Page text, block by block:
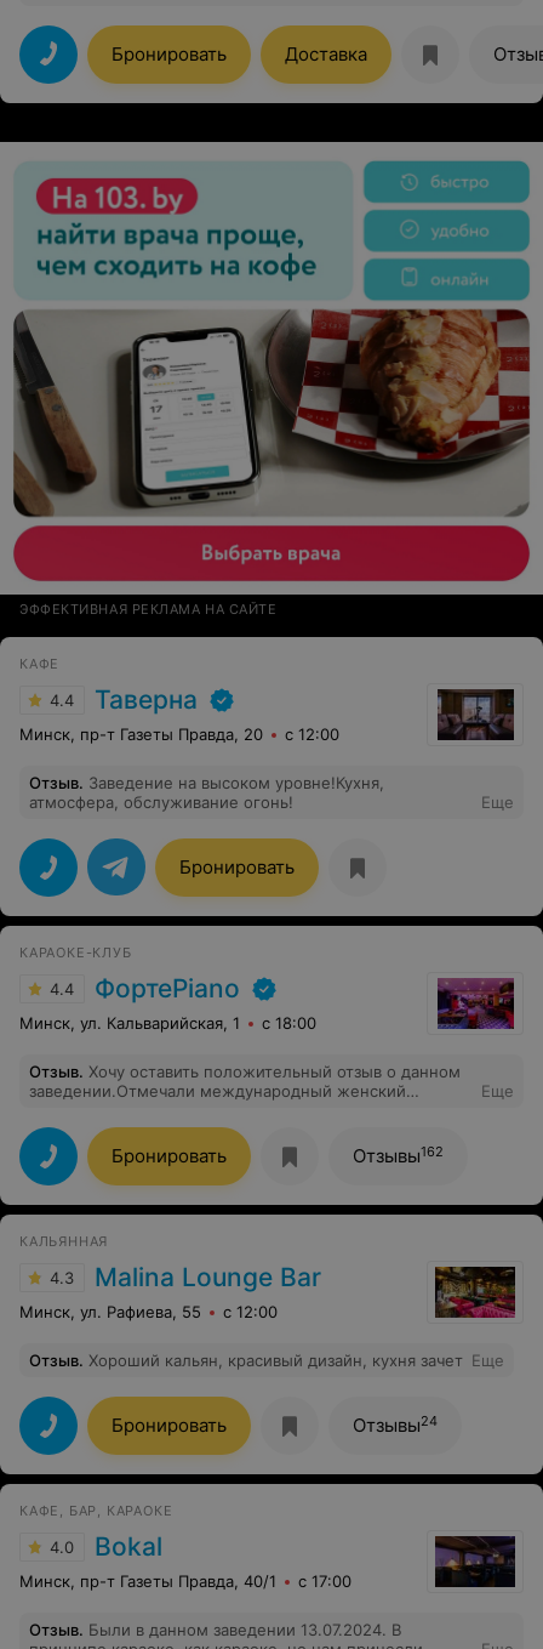
Хотелось бы наглядное меню.
Бронировать Доставка
ЭФФЕКТИВНАЯ РЕКЛАМА НА САЙТЕ
КАФЕ
4.4 Таверна
Минск, пр-т Газеты Правда, 20 с 12:00
Отзыв. Заведение на высоком уровне!Кухня,
атмосфера, обслуживание огонь!
Еще
Бронировать
КАРАОКЕ-КЛУБ
4.4 ФортеPiano
Минск, ул. Кальварийская, 1 с 18:00
Отзыв. Хочу оставить положительный отзыв о данном
заведении.Отмечали международный женский
атмосферой праздника.Очень хорошо
отдохнули,приятный и вежливый персонал,кухня на
высшем уровне-все очень вкусно!Были в этом
заведении в первые и всем рекомендую его посетить
отдохнуть на все 100%.Обязательно приедем к вам
Еще
Бронировать Отзывы162
КАЛЬЯННАЯ
4.3 Malina Lounge Bar
Минск, ул. Рафиева, 55 с 12:00
Отзыв. Хороший кальян, красивый дизайн, кухня зачет Еще
Бронировать Отзывы24
КАФЕ, БАР, КАРАОКЕ
4.0 Bokal
Минск, пр-т Газеты Правда, 40/1 с 17:00
Отзыв. Были в данном заведении 13.07.2024. В